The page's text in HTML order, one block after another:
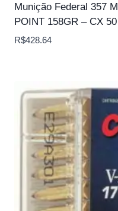
Munição Federal 357
POINT 158GR – CX 50
R$428.64